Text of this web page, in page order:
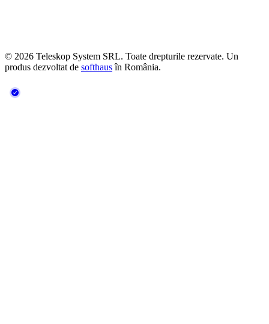
© 2026 Teleskop System SRL. Toate drepturile rezervate. Un
produs dezvoltat de softhausîn România.